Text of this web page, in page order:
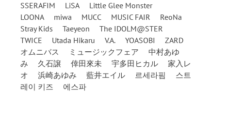
SSERAFIM
LiSA
Little Glee Monster
LOONA
miwa MUCC MUSIC FAIR
ReoNa
Stray Kids
Taeyeon
The IDOLM@STER
TWICE
Utada Hikaru V.A. YOASOBI
ZARD
オムニバス
ミュージックフェア
中村あゆ
み
久石譲 倖田來未 宇多田ヒカル
家入レ
オ
浜崎あゆみ 藍井エイル 르세라핌
스트
레이 키즈
에스파